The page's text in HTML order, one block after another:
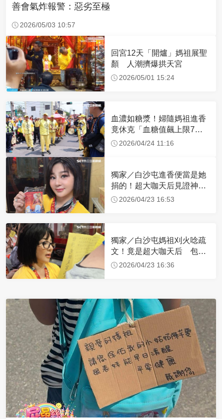
善會氣炸報警：惡劣至極
2026/05/03 10:57
回宮12天「開爐」媽祖展聖
顏 人潮擠爆拱天宮
2026/05/01 15:24
血濃如糖漿！婦隨媽祖進香
竟休克「血糖值飆上限7
倍」 醫曝原因
2026/04/24 11:16
獨家／白沙屯進香便當是她
捐的！超大咖天后見證神
蹟 一靠近媽祖就爆哭
2026/04/23 16:53
獨家／白沙屯媽祖刈火唸疏
文！竟是超大咖天后 包尿
布忍尿5小時不喊累
2026/04/23 16:36